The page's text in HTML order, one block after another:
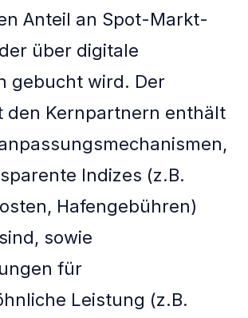
Anteil an Spot-Markt-
über digitale
gebucht wird. Der
den Kernpartnern enthält
Indizes (z.B.
Hafengebühren)
sowie
für
Leistung (z.B.